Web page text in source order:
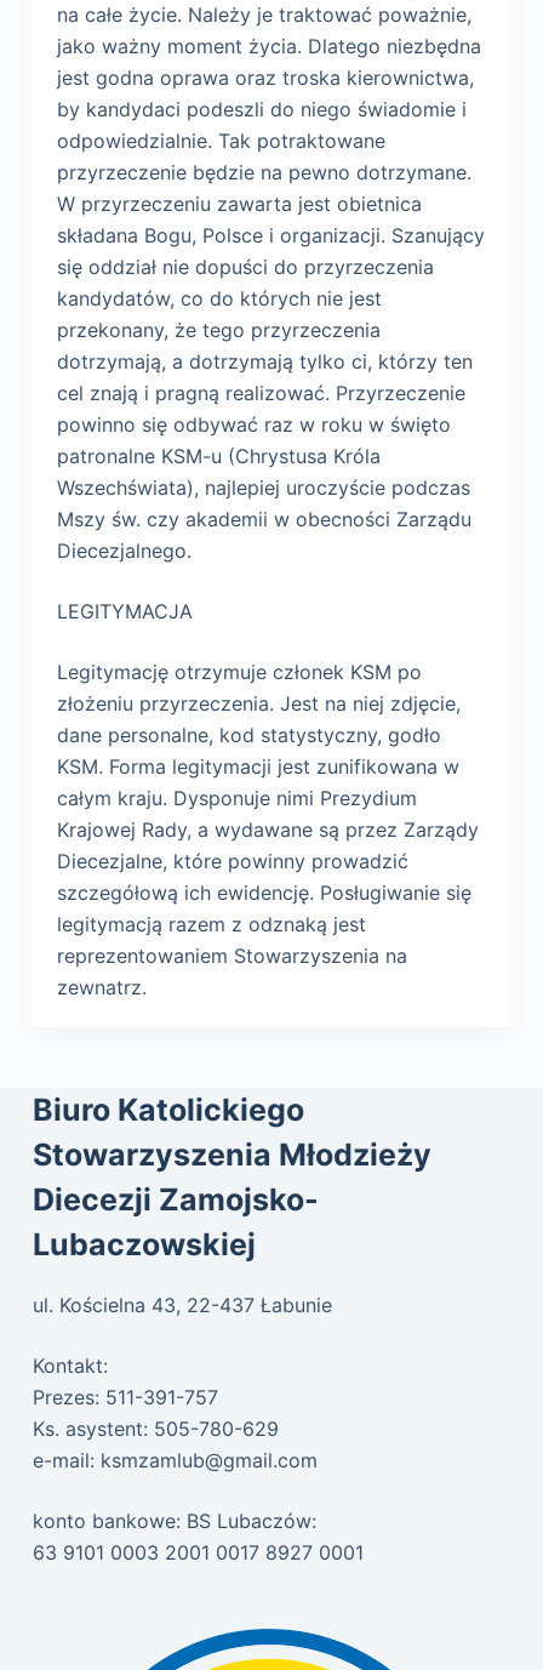
na całe życie. Należy je traktować poważnie,
jako ważny moment życia. Dlatego niezbędna
jest godna oprawa oraz troska kierownictwa,
by kandydaci podeszli do niego świadomie i
odpowiedzialnie. Tak potraktowane
przyrzeczenie będzie na pewno dotrzymane.
W przyrzeczeniu zawarta jest obietnica
składana Bogu, Polsce i organizacji. Szanujący
się oddział nie dopuści do przyrzeczenia
kandydatów, co do których nie jest
przekonany, że tego przyrzeczenia
dotrzymają, a dotrzymają tylko ci, którzy ten
cel znają i pragną realizować. Przyrzeczenie
powinno się odbywać raz w roku w święto
patronalne KSM-u (Chrystusa Króla
Wszechświata), najlepiej uroczyście podczas
Mszy św. czy akademii w obecności Zarządu
Diecezjalnego.
LEGITYMACJA
Legitymację otrzymuje członek KSM po
złożeniu przyrzeczenia. Jest na niej zdjęcie,
dane personalne, kod statystyczny, godło
KSM. Forma legitymacji jest zunifikowana w
całym kraju. Dysponuje nimi Prezydium
Krajowej Rady, a wydawane są przez Zarządy
Diecezjalne, które powinny prowadzić
szczegółową ich ewidencję. Posługiwanie się
legitymacją razem z odznaką jest
reprezentowaniem Stowarzyszenia na
zewnatrz.
Biuro Katolickiego
Stowarzyszenia Młodzieży
Diecezji Zamojsko-
Lubaczowskiej
ul. Kościelna 43, 22-437 Łabunie
Kontakt:
Prezes: 511-391-757
Ks. asystent: 505-780-629
e-mail: ksmzamlub@gmail.com
konto bankowe: BS Lubaczów:
63 9101 0003 2001 0017 8927 0001